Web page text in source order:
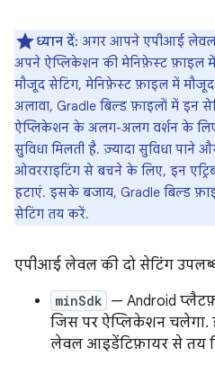
ध्यान दें: अगर आपने एपीआई लेवल
अपने ऐप्लिकेशन की मेनिफ़ेस्ट फ़ाइल में
मौजूद सेटिंग, मेनिफ़ेस्ट फ़ाइल में
अलावा, Gradle बिल्ड फ़ाइलों में
ऐप्लिकेशन के अलग-अलग वर्शन के
सुविधा मिलती है. ज़्यादा सुविधा पाने
ओवरराइटिंग से बचने के लिए, इन
हटाएं. इसके बजाय, Gradle बिल्ड
सेटिंग तय करें.
एपीआई लेवल की दो सेटिंग
minSdk — Android
जिस पर ऐप्लिकेशन चलेगा.
लेवल आइडेंटिफ़ायर से तय